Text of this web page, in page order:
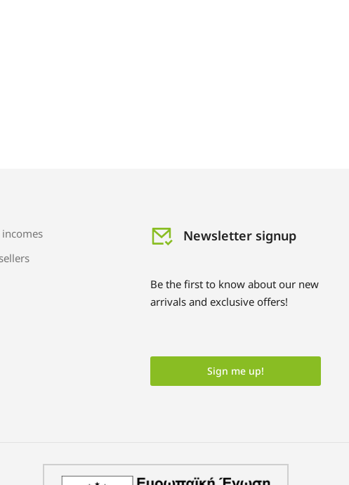
incomes
Newsletter signup
Be the first to know about our new
arrivals and exclusive offers!
Sign me up!